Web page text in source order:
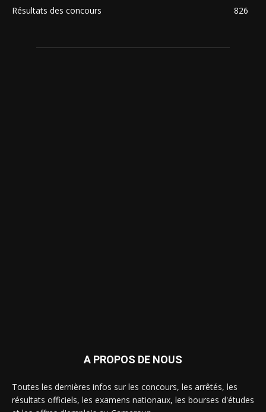
Résultats des concours
826
A PROPOS DE NOUS
Toutes les dernières infos sur les concours, les arrêtés, les
résultats officiels, les examens nationaux, les bourses d'études